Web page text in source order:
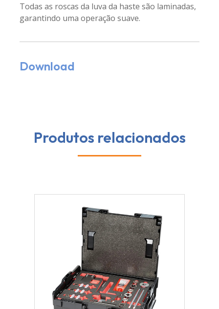
Todas as roscas da luva da haste são laminadas,
garantindo uma operação suave.
Download
Produtos relacionados